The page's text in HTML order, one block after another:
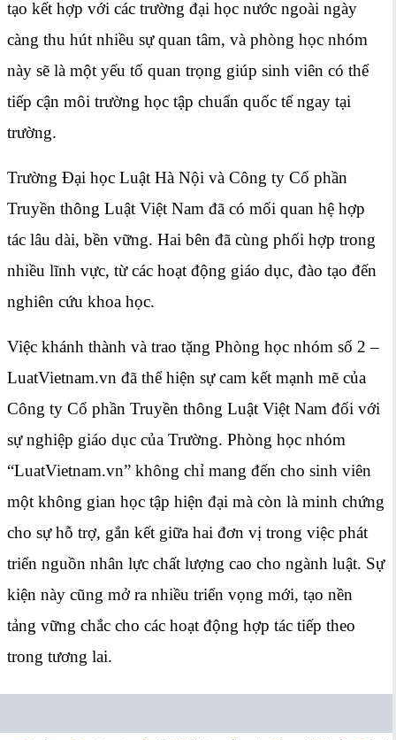
tạo kết hợp với các trường đại học nước ngoài ngày
càng thu hút nhiều sự quan tâm, và phòng học nhóm
này sẽ là một yếu tố quan trọng giúp sinh viên có thể
tiếp cận môi trường học tập chuẩn quốc tế ngay tại
trường.
Trường Đại học Luật Hà Nội và Công ty Cổ phần
Truyền thông Luật Việt Nam đã có mối quan hệ hợp
tác lâu dài, bền vững. Hai bên đã cùng phối hợp trong
nhiều lĩnh vực, từ các hoạt động giáo dục, đào tạo đến
nghiên cứu khoa học.
Việc khánh thành và trao tặng Phòng học nhóm số 2 –
LuatVietnam.vn đã thể hiện sự cam kết mạnh mẽ của
Công ty Cổ phần Truyền thông Luật Việt Nam đối với
sự nghiệp giáo dục của Trường. Phòng học nhóm
“LuatVietnam.vn” không chỉ mang đến cho sinh viên
một không gian học tập hiện đại mà còn là minh chứng
cho sự hỗ trợ, gắn kết giữa hai đơn vị trong việc phát
triển nguồn nhân lực chất lượng cao cho ngành luật. Sự
kiện này cũng mở ra nhiều triển vọng mới, tạo nền
tảng vững chắc cho các hoạt động hợp tác tiếp theo
trong tương lai.